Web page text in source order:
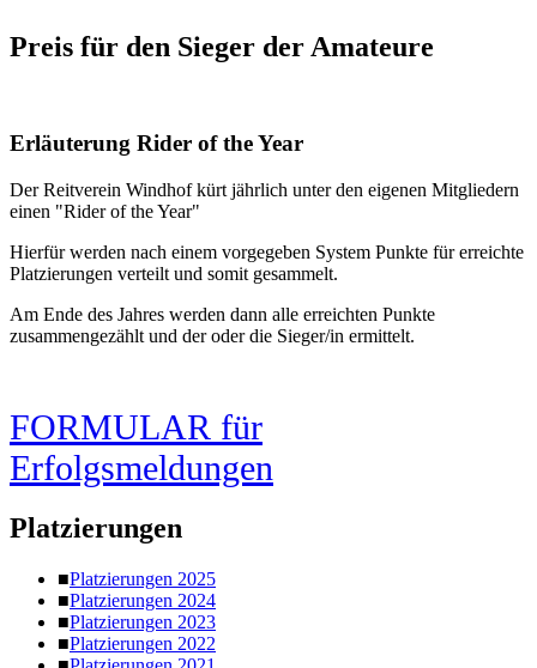
Preis für den Sieger der Amateure
Erläuterung Rider of the Year
Der Reitverein Windhof kürt jährlich unter den eigenen Mitgliedern
einen "Rider of the Year"
Hierfür werden nach einem vorgegeben System Punkte für erreichte
Platzierungen verteilt und somit gesammelt.
Am Ende des Jahres werden dann alle erreichten Punkte
zusammengezählt und der oder die Sieger/in ermittelt.
​FORMULAR für
Erfolgsmeldungen
Platzierungen
Platzierungen 2025
Platzierungen 2024
Platzierungen 2023
Platzierungen 2022